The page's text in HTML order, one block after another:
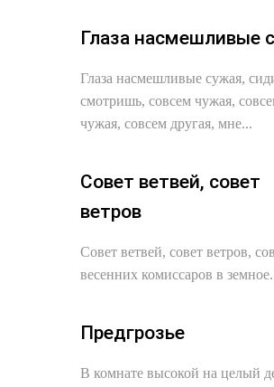
Глаза насмешливые
Глаза насмешливые сужая,
смотришь, совсем чужая,
чужая, совсем другая, мне...
Совет ветвей, совет
ветров
Совет ветвей, совет ветров,
весенних комиссаров в
Предгрозье
В комнате высокой на целый